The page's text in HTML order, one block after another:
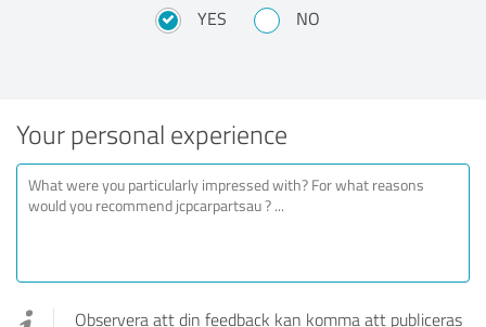
YES NO
Your personal experience
Observera att din feedback kan komma att publiceras